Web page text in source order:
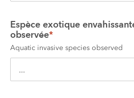
Espèce exotique
observée*
Aquatic invasive species observed